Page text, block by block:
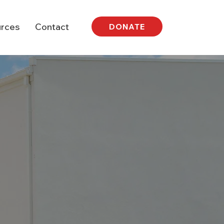
Contact DONATE